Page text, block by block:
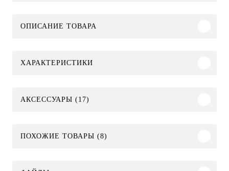
ОПИСАНИЕ ТОВАРА
ХАРАКТЕРИСТИКИ
АКСЕССУАРЫ (17)
ПОХОЖИЕ ТОВАРЫ (8)